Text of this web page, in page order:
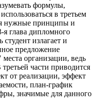
формулы,
в третьем
нужные принципы и
глава дипломного
студент излагает и
предложение
организации, ведь
части приводится
от реализации, эффект
план-график
значимые для данного